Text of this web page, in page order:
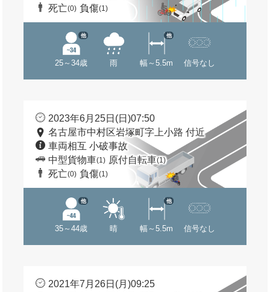
死亡(0) 負傷(1)
25～34歳
他
雨 幅～5.5m
他
信号なし
2023年6月25日(日)07:50
名古屋市中村区岩塚町字上小路 付近
車両相互 小破事故
中型貨物車(1) 原付自転車(1)
死亡(0) 負傷(1)
35～44歳
他
晴 幅～5.5m
他
信号なし
2021年7月26日(月)09:25